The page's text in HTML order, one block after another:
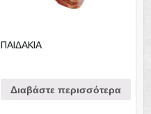
ΠΑΙΔΑΚΙΑ
Διαβάστε περισσότερα